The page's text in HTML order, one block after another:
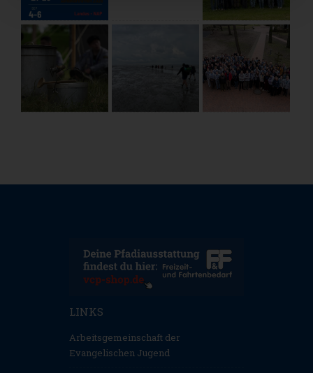
LINKS
Arbeitsgemeinschaft der
Evangelischen Jugend